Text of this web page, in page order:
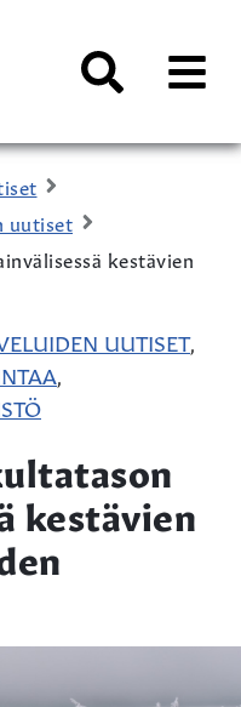
AVAA
uutiset
kestävien
UUTISET,
kestävien